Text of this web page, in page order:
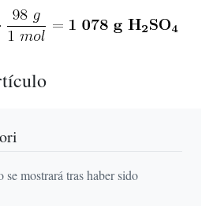
se mostrará tras haber sido